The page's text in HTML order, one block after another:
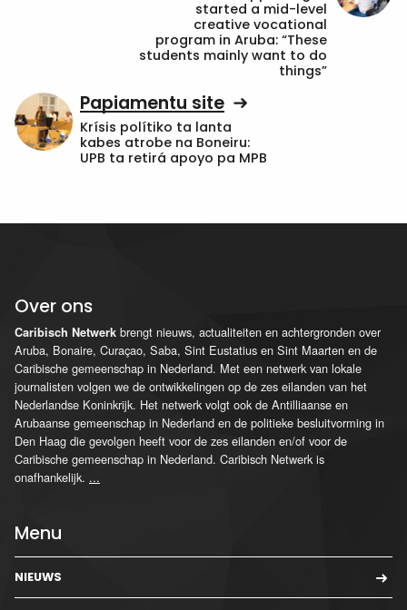
started a mid-level
creative vocational
program in Aruba: “These
students mainly want to do
things”
Papiamentu site
Krísis polítiko ta lanta
kabes atrobe na Boneiru:
UPB ta retirá apoyo pa MPB
Over ons
Caribisch Netwerk brengt nieuws, actualiteiten en achtergronden over
Aruba, Bonaire, Curaçao, Saba, Sint Eustatius en Sint Maarten en de
Caribische gemeenschap in Nederland. Met een netwerk van lokale
journalisten volgen we de ontwikkelingen op de zes eilanden van het
Nederlandse Koninkrijk. Het netwerk volgt ook de Antilliaanse en
Arubaanse gemeenschap in Nederland en de politieke besluitvorming in
Den Haag die gevolgen heeft voor de zes eilanden en/of voor de
Caribische gemeenschap in Nederland. Caribisch Netwerk is
onafhankelijk. ...
Menu
NIEUWS